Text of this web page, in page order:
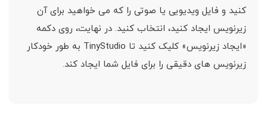
کنید و فایل ویدیویی یا صوتی را که می خواهید برای آن
زیرنویس ایجاد کنید، انتخاب کنید. در نهایت، روی دکمه
«ایجاد زیرنویس» کلیک کنید تا TinyStudio به طور خودکار
زیرنویس های دقیقی را برای فایل شما ایجاد کند.